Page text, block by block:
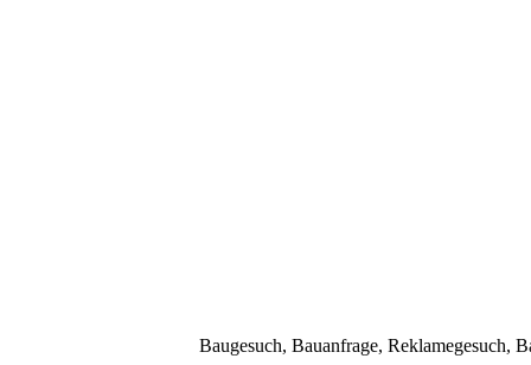
Baugesuch, Bauanfrage, Reklamegesuch,